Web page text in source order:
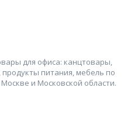
для офиса: канцтовары,
питания, мебель по
и Московской области.